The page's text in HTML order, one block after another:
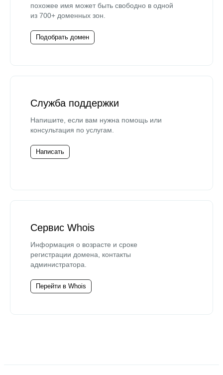
похожее имя может быть свободно в одной
из 700+ доменных зон.
Подобрать домен
Служба поддержки
Напишите, если вам нужна помощь или
консультация по услугам.
Написать
Сервис Whois
Информация о возрасте и сроке
регистрации домена, контакты
администратора.
Перейти в Whois